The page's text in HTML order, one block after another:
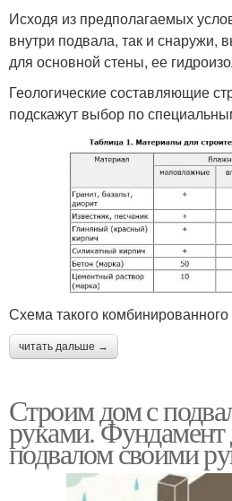
Исходя из предполагаемых
внутри подвала, так и снаружи,
для основной стены, ее
Геологические составляющие
подскажут выбор по
Схема такого комбинированного
читать дальше →
Строим дом с
руками. Фундамент
подвалом своими